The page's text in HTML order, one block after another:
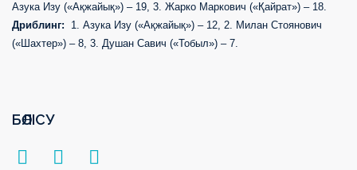
Азука Изу («Ақжайық») – 19, 3. Жарко Маркович («Қайрат») – 18.
Дриблинг:
1. Азука Изу («Ақжайық») – 12, 2. Милан Стоянович
(«Шахтер») – 8, 3. Душан Савич («Тобыл») – 7.
БӨЛІСУ